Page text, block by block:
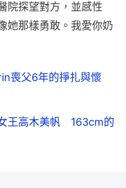
院探望對方，並感性
她那樣勇敢。我愛你奶
喪父6年的掙扎與懷
王高木美帆 163cm的